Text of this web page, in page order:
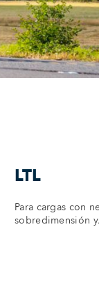
LTL
Para cargas con
sobredimensión